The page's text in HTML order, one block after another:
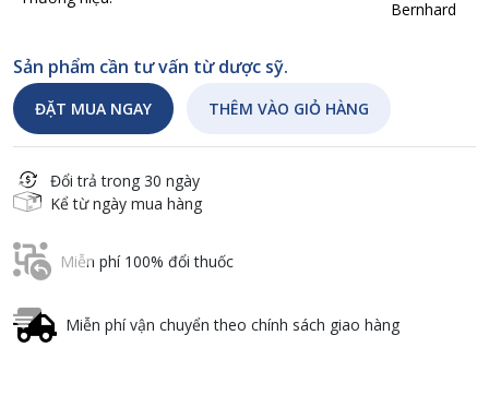
Bernhard
Sản phẩm cần tư vấn từ dược sỹ.
ĐẶT MUA NGAY THÊM VÀO GIỎ HÀNG
Đổi trả trong 30 ngày
Kể từ ngày mua hàng
Miễn phí 100% đổi thuốc
Miễn phí vận chuyển theo chính sách giao hàng